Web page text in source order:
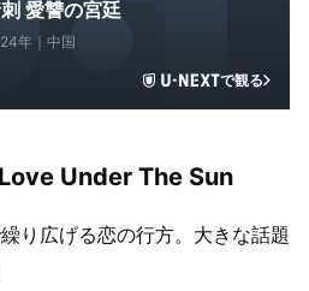
愛讐の宮廷
年｜中国
で観る
Under The Sun
り広げる恋の行方。大きな話題